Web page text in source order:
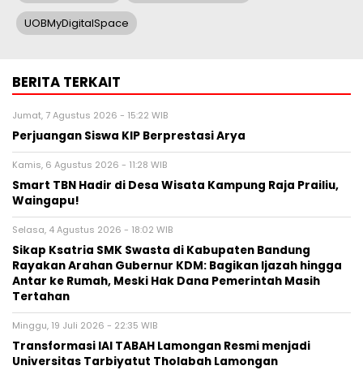
UOBMyDigitalSpace
BERITA TERKAIT
Jumat, 7 Agustus 2026 - 15:22 WIB
Perjuangan Siswa KIP Berprestasi Arya
Kamis, 6 Agustus 2026 - 11:28 WIB
Smart TBN Hadir di Desa Wisata Kampung Raja Prailiu,
Waingapu!
Selasa, 4 Agustus 2026 - 18:02 WIB
Sikap Ksatria SMK Swasta di Kabupaten Bandung
Rayakan Arahan Gubernur KDM: Bagikan Ijazah hingga
Antar ke Rumah, Meski Hak Dana Pemerintah Masih
Tertahan
Minggu, 19 Juli 2026 - 22:35 WIB
Transformasi IAI TABAH Lamongan Resmi menjadi
Universitas Tarbiyatut Tholabah Lamongan